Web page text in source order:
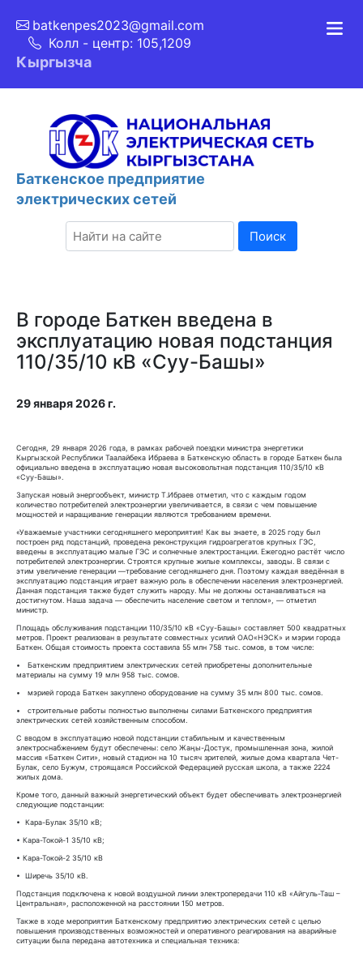
batkenpes2023@gmail.com
Колл - центр: 105,1209
Кыргызча
Баткенcкое предприятие
электрических сетей
Поиск
В городе Баткен введена в
эксплуатацию новая подстанция
110/35/10 кВ «Суу-Башы»
29 января 2026 г.
Сегодня, 29 января 2026 года, в рамках рабочей поездки министра энергетики
Кыргызской Республики Таалайбека Ибраева в Баткенскую область в городе Баткен была
официально введена в эксплуатацию новая высоковольтная подстанция 110/35/10 кВ
«Суу-Башы».
Запуская новый энергообъект, министр Т.Ибраев отметил, что с каждым годом
количество потребителей электроэнергии увеличивается, в связи с чем повышение
мощностей и наращивание генерации являются требованием времени.
«Уважаемые участники сегодняшнего мероприятия! Как вы знаете, в 2025 году был
построен ряд подстанций, проведена реконструкция гидроагрегатов крупных ГЭС,
введены в эксплуатацию малые ГЭС и солнечные электростанции. Ежегодно растёт число
потребителей электроэнергии. Строятся крупные жилые комплексы, заводы. В связи с
этим увеличение генерации —требование сегодняшнего дня. Поэтому каждая введённая в
эксплуатацию подстанция играет важную роль в обеспечении населения электроэнергией.
Данная подстанция также будет служить народу. Мы не должны останавливаться на
достигнутом. Наша задача — обеспечить население светом и теплом», — отметил
министр.
Площадь обслуживания подстанции 110/35/10 кВ «Суу-Башы» составляет 500 квадратных
метров. Проект реализован в результате совместных усилий ОАО«НЭСК» и мэрии города
Баткен. Общая стоимость проекта составила 55 млн 758 тыс. сомов, в том числе:
• Баткенским предприятием электрических сетей приобретены дополнительные
материалы на сумму 19 млн 958 тыс. сомов.
• мэрией города Баткен закуплено оборудование на сумму 35 млн 800 тыс. сомов.
• строительные работы полностью выполнены силами Баткенского предприятия
электрических сетей хозяйственным способом.
С вводом в эксплуатацию новой подстанции стабильным и качественным
электроснабжением будут обеспечены: село Жаңы-Достук, промышленная зона, жилой
массив «Баткен Сити», новый стадион на 10 тысяч зрителей, жилые дома квартала Чет-
Булак, село Бужум, строящаяся Российской Федерацией русская школа, а также 2224
жилых дома.
Кроме того, данный важный энергетический объект будет обеспечивать электроэнергией
следующие подстанции:
• Кара-Булак 35/10 кВ;
• Кара-Токой-1 35/10 кВ;
• Кара-Токой-2 35/10 кВ
• Ширечь 35/10 кВ.
Подстанция подключена к новой воздушной линии электропередачи 110 кВ «Айгуль-Таш –
Центральная», расположенной на расстоянии 150 метров.
Также в ходе мероприятия Баткенскому предприятию электрических сетей с целью
повышения производственных возможностей и оперативного реагирования на аварийные
ситуации была передана автотехника и специальная техника: